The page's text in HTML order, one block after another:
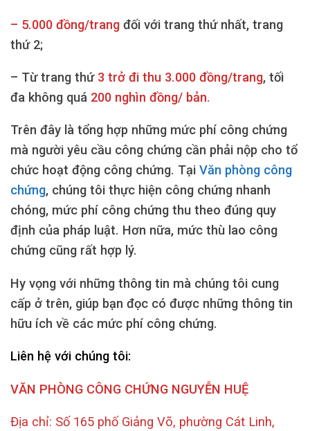
– 5.000 đồng/trang đối với trang thứ nhất, trang
thứ 2;
– Từ trang thứ 3 trở đi thu 3.000 đồng/trang, tối
đa không quá 200 nghìn đồng/ bản.
Trên đây là tổng hợp những mức phí công chứng
mà người yêu cầu công chứng cần phải nộp cho tổ
chức hoạt động công chứng. Tại Văn phòng công
chứng, chúng tôi thực hiện công chứng nhanh
chóng, mức phí công chứng thu theo đúng quy
định của pháp luật. Hơn nữa, mức thù lao công
chứng cũng rất hợp lý.
Hy vọng với những thông tin mà chúng tôi cung
cấp ở trên, giúp bạn đọc có được những thông tin
hữu ích về các mức phí công chứng.
Liên hệ với chúng tôi:
VĂN PHÒNG CÔNG CHỨNG NGUYỄN HUỆ
Địa chỉ: Số 165 phố Giảng Võ, phường Cát Linh,